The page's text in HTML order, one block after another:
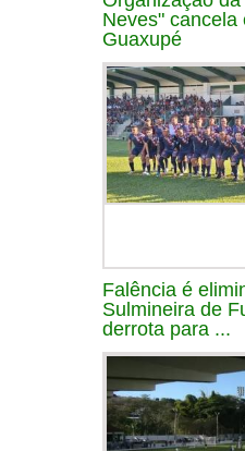
Neves" cancela
Guaxupé
Falência é
Sulmineira de
derrota para ...